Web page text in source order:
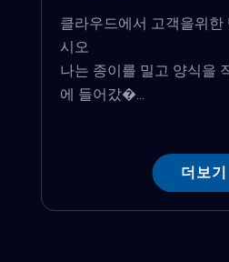
클라우드에서 고객을위한
시오
나는 종이를 밀고 양식을
에 들어갔�...
더보기